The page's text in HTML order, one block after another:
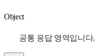
Object
공통 응답 영역입니다.